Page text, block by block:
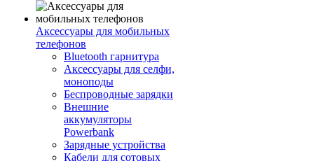
Аксессуары для мобильных
телефонов
Bluetooth гарнитура
Аксессуары для селфи,
моноподы
Беспроводные зарядки
Внешние
аккумуляторы
Powerbank
Зарядные устройства
Кабели для сотовых